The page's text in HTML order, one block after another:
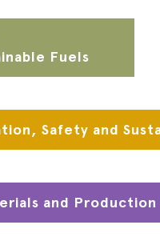
Fuels
Safety and
and Production